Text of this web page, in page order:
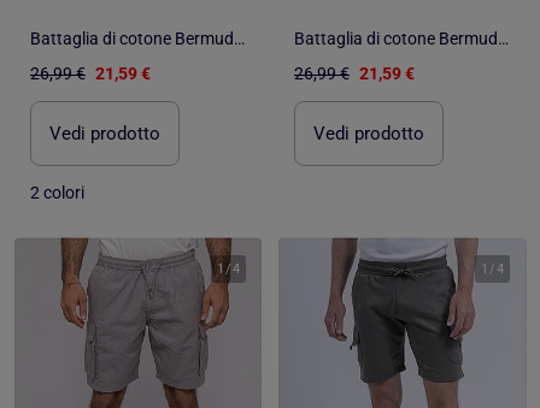
Battaglia di cotone Bermuda BURT
26,99 € 21,59 €
Vedi prodotto
2 colori
Battaglia di cotone Bermuda BURT
26,99 € 21,59 €
Vedi prodotto
1 /4 1 /4